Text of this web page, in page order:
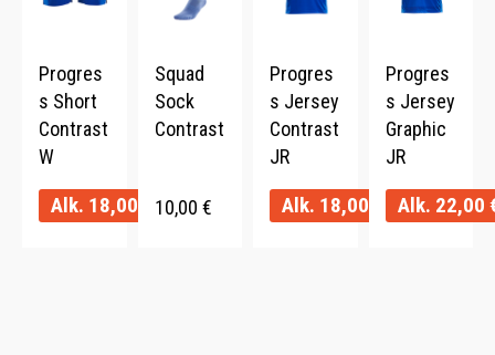
Progres
s Short
Contrast
W
Alk. 18,00
Squad
Sock
Contrast
10,00 €
Progres
s Jersey
Contrast
JR
Alk. 18,00
Progres
s Jersey
Graphic
JR
Alk. 22,00